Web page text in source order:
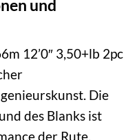
und
12’0″ 3,50+lb 2pc
Die
des Blanks ist
der Rute.